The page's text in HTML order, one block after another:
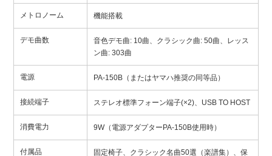
メトロノーム 機能搭載
デモ曲数
音色デモ曲: 10曲、クラシック曲: 50曲、レッス
ン曲: 303曲
電源 PA-150B（またはヤマハ推奨の同等品）
接続端子 ステレオ標準フォーン端子(×2)、USB TO HOST
消費電力 9W（電源アダプターPA-150B使用時）
付属品
固定椅子、クラシック名曲50選（楽譜集）、保